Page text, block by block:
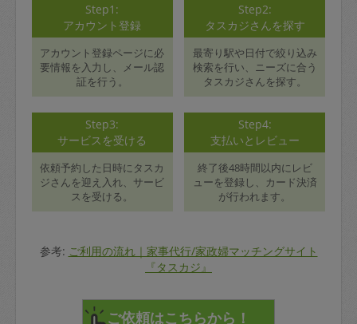
Step1:
アカウント登録
アカウント登録ページに必
要情報を入力し、メール認
証を行う。
Step2:
タスカジさんを探す
最寄り駅や日付で絞り込み
検索を行い、ニーズに合う
タスカジさんを探す。
Step3:
サービスを受ける
依頼予約した日時にタスカ
ジさんを迎え入れ、サービ
スを受ける。
Step4:
支払いとレビュー
終了後48時間以内にレビ
ューを登録し、カード決済
が行われます。
参考: ご利用の流れ｜家事代行/家政婦マッチングサイト
『タスカジ』